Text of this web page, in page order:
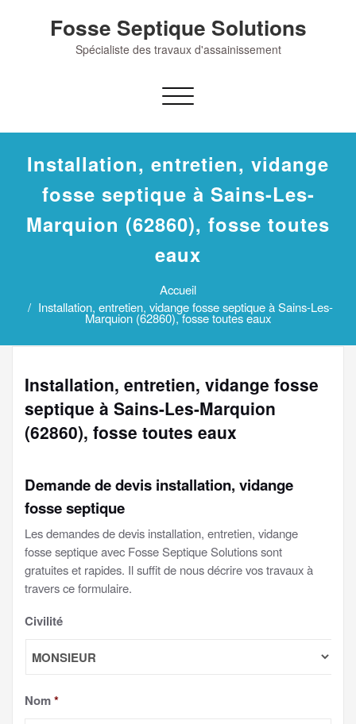
Fosse Septique Solutions
Spécialiste des travaux d'assainissement
Afficher/masquer
navigation
Installation, entretien, vidange
fosse septique à Sains-Les-
Marquion (62860), fosse toutes
eaux
Accueil
Installation, entretien, vidange fosse septique à Sains-Les-
Marquion (62860), fosse toutes eaux
Installation, entretien, vidange fosse
septique à Sains-Les-Marquion
(62860), fosse toutes eaux
Demande de devis installation, vidange
fosse septique
Les demandes de devis installation, entretien, vidange
fosse septique avec Fosse Septique Solutions sont
gratuites et rapides. Il suffit de nous décrire vos travaux à
travers ce formulaire.
Civilité
Nom*